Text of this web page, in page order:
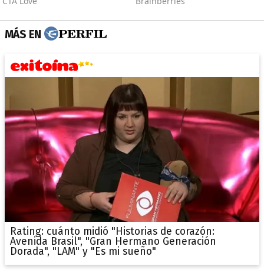
MÁS EN
Rating: cuánto midió "Historias de corazón:
Avenida Brasil", "Gran Hermano Generación
Dorada", "LAM" y "Es mi sueño"